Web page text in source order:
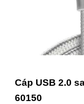
Cáp USB 2.0
60150